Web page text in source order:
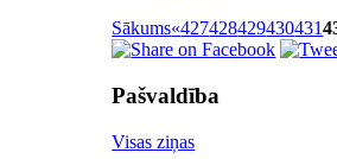
Sākums«427428429430431
Pašvaldība
Visas ziņas